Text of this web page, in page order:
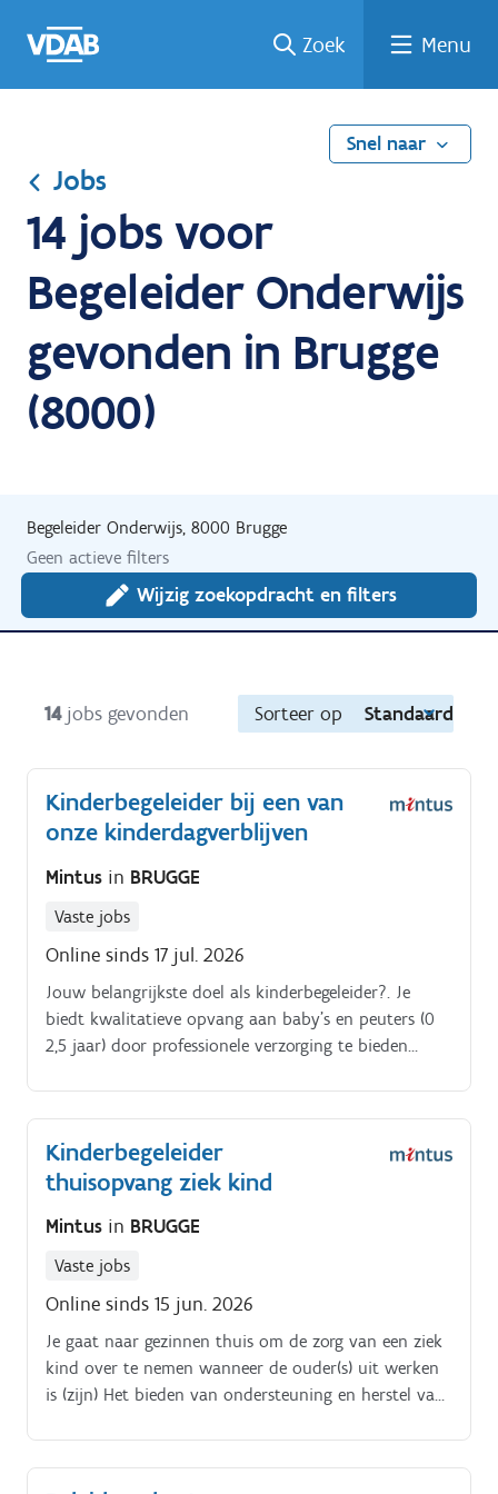
naar
een
een
job
naar
Zoek Menu
Snel naar
Jobs
14 jobs voor
Begeleider Onderwijs
gevonden in Brugge
(8000)
Begeleider Onderwijs, 8000 Brugge
Geen actieve filters
Wijzig zoekopdracht en filters
14 jobs gevonden Sorteer op Standaard
Kinderbegeleider bij een van
onze kinderdagverblijven
Mintus in BRUGGE
Vaste jobs
Online sinds 17 jul. 2026
Jouw belangrijkste doel als kinderbegeleider?. Je
biedt kwalitatieve opvang aan baby's en peuters (0
2,5 jaar) door professionele verzorging te bieden
stimuleert.
Kinderbegeleider
thuisopvang ziek kind
Mintus in BRUGGE
Vaste jobs
Online sinds 15 jun. 2026
Je gaat naar gezinnen thuis om de zorg van een ziek
kind over te nemen wanneer de ouder(s) uit werken
is (zijn) Het bieden van ondersteuning en herstel van
alle informatie door die ze dienen te weten over het